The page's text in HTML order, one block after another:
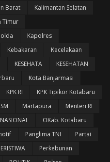
Barat
Kalimantan Selatan
Timur
Kapolres
Kebakaran
Kecelakaan
KESEHATA
KESEHATAN
Kota Banjarmasi
KPK RI
KPK Tipikor Kotabaru
Martapura
Menteri RI
NASIONAL
OKab. Kotabaru
Panglima TNI
Partai
Perkebunan